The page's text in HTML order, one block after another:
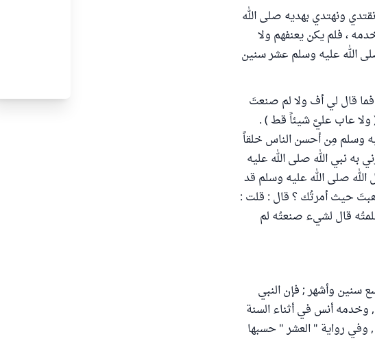
ونهتدي بهديه صلى الله
، فلم يكن يعنفهم ولا
الله عليه وسلم عشر سنين
قال لي أف ولا لم صنعتَ
، وفي لفظٍ لمسلم : ( ولا عاب عليَّ شيئاً قط ) .
الله عليه وسلم مِن أحسن الناس خلقاً
به نبي الله صلى الله عليه
صلى الله عليه وسلم قد
حيث أمرتُك ؟ قال : قلت :
قال لشيء صنعتُه لم
سنين وأشهر ; فإن النبي
وخدمه أنس في أثناء السنة
وفي رواية " العشر " حسبها